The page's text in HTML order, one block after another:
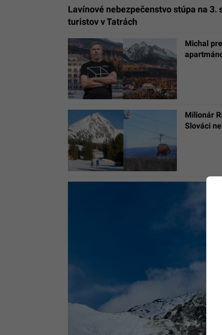
Lavínové nebezpečenstvo stúpa na
turistov v Tatrách
Michal
Milionár
Slováci